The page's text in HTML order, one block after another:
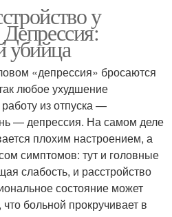
у
убийца
«депрессия» бросаются
любое ухудшение
из отпуска —
— депрессия. На самом деле
плохим настроением, а
симптомов: тут и головные
слабость, и расстройство
состояние может
больной прокручивает в